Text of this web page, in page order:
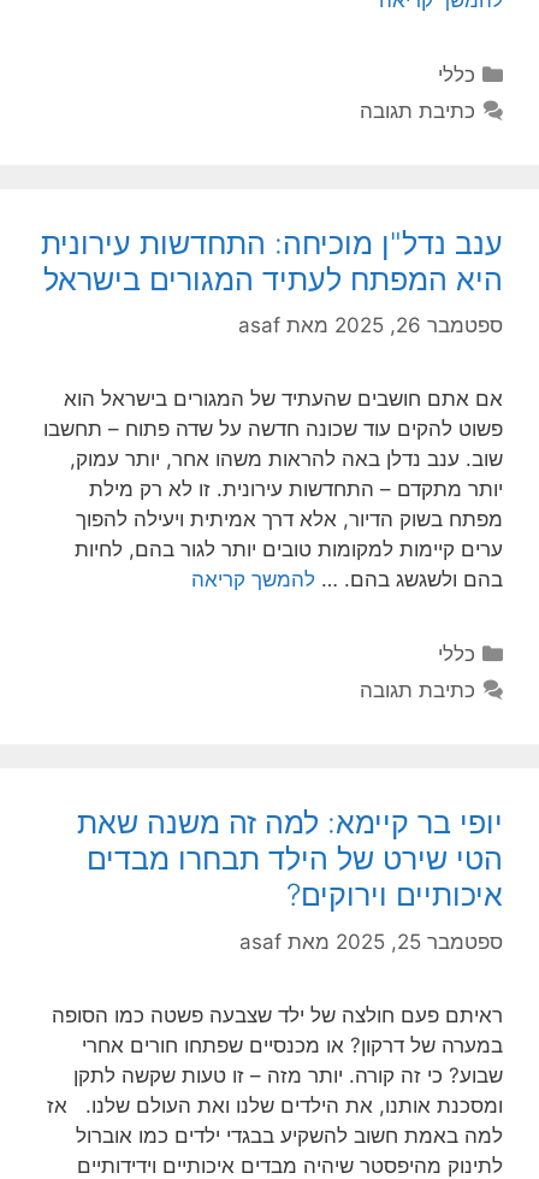
קטגוריות
כללי
כתיבת תגובה
ענב נדל"ן מוכיחה: התחדשות עירונית
היא המפתח לעתיד המגורים בישראל
ספטמבר 26, 2025 מאת asaf
אם אתם חושבים שהעתיד של המגורים בישראל הוא
פשוט להקים עוד שכונה חדשה על שדה פתוח – תחשבו
שוב. ענב נדלן באה להראות משהו אחר, יותר עמוק,
יותר מתקדם – התחדשות עירונית. זו לא רק מילת
מפתח בשוק הדיור, אלא דרך אמיתית ויעילה להפוך
ערים קיימות למקומות טובים יותר לגור בהם, לחיות
בהם ולשגשג בהם. … להמשך קריאה
קטגוריות
כללי
כתיבת תגובה
יופי בר קיימא: למה זה משנה שאת
הטי שירט של הילד תבחרו מבדים
איכותיים וירוקים?
ספטמבר 25, 2025 מאת asaf
ראיתם פעם חולצה של ילד שצבעה פשטה כמו הסופה
במערה של דרקון? או מכנסיים שפתחו חורים אחרי
שבוע? כי זה קורה. יותר מזה – זו טעות שקשה לתקן
ומסכנת אותנו, את הילדים שלנו ואת העולם שלנו. אז
למה באמת חשוב להשקיע בבגדי ילדים כמו אוברול
לתינוק מהיפסטר שיהיה מבדים איכותיים וידידותיים